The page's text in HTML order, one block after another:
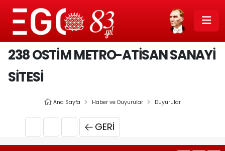
238 OSTIM METRO-ATISAN SANAYI
SITESI
Ana Sayfa Haber ve Duyurular Duyurular
GERI